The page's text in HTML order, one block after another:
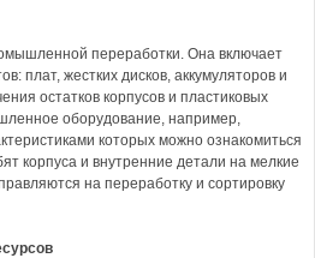
переработки. Она включает
плат, жестких дисков, аккумуляторов и
остатков корпусов и пластиковых
оборудование, например,
которых можно ознакомиться
корпуса и внутренние детали на мелкие
на переработку и сортировку